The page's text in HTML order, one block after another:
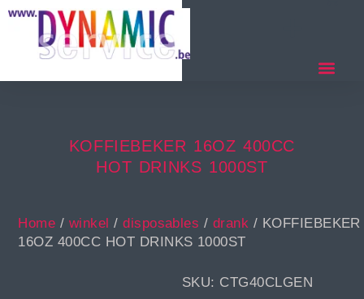
KOFFIEBEKER 16OZ 400CC
HOT DRINKS 1000ST
Home / winkel /disposables / drank / KOFFIEBEKER
16OZ 400CC HOT DRINKS 1000ST
SKU: CTG40CLGEN